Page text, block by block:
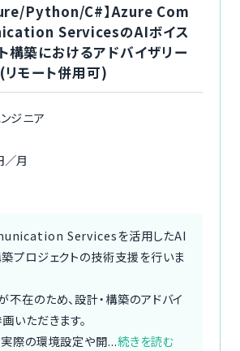
Python/C#】Azure Com
ServicesのAIボイス
構築におけるアドバイザリー
リモート併用可)
ジニア
／月
Servicesを活用したAI
築プロジェクトの技術支援を行いま
在のため、設計・構築のアドバイ
いただきます。
実際の環境設定や開...続きを読む